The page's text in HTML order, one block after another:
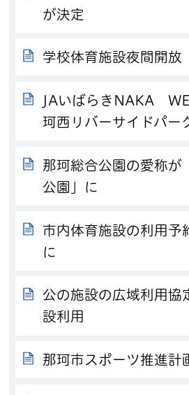
が決定
学校体育施設夜間開放
JAいばらきNAKA
珂西リバーサイドパー
那珂総合公園の愛称が
公園」に
市内体育施設の利用予
に
公の施設の広域利用協
設利用
那珂市スポーツ推進計